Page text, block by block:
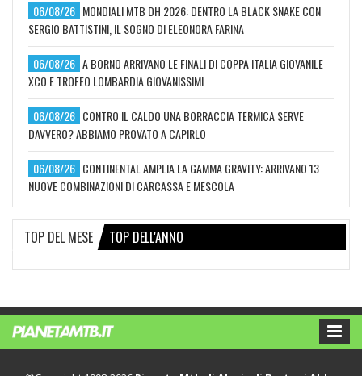
06/08/26 MONDIALI MTB DH 2026: DENTRO LA BLACK SNAKE CON
SERGIO BATTISTINI, IL SOGNO DI ELEONORA FARINA
06/08/26 A BORNO ARRIVANO LE FINALI DI COPPA ITALIA GIOVANILE
XCO E TROFEO LOMBARDIA GIOVANISSIMI
06/08/26 CONTRO IL CALDO UNA BORRACCIA TERMICA SERVE
DAVVERO? ABBIAMO PROVATO A CAPIRLO
06/08/26 CONTINENTAL AMPLIA LA GAMMA GRAVITY: ARRIVANO 13
NUOVE COMBINAZIONI DI CARCASSA E MESCOLA
TOP DEL MESE TOP DELL'ANNO